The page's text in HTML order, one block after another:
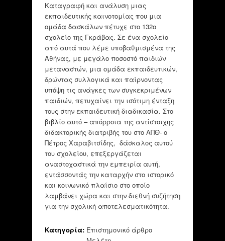
Καταγραφή και ανάλυση μιας
εκπαιδευτικής καινοτομίας που μια
ομάδα δασκάλων πέτυχε στο 132ο
σχολείο της Γκράβας. Σε ένα σχολείο
από αυτά που λέμε υποβαθμισμένα της
Αθήνας, με μεγάλο ποσοστό παιδιών
μεταναστών, μια ομάδα εκπαιδευτικών,
δρώντας συλλογικά και παίρνοντας
υπόψη τις ανάγκες των συγκεκριμένων
παιδιών, πετυχαίνει την ισότιμη ένταξη
τους στην εκπαιδευτική διαδικασία. Στο
βιβλίο αυτό – απόρροια της αντίστοιχης
διδακτορικής διατριβής του στο ΑΠΘ- ο
Πέτρος Χαραβιτσίδης, δάσκαλος αυτού
του σχολείου, επεξεργάζεται
αναστοχαστικά την εμπειρία αυτή,
εντάσσοντάς την καταρχήν στο ιστορικό
και κοινωνικό πλαίσιο στο οποίο
λαμβάνει χώρα και στην διεθνή συζήτηση
για την σχολική αποτελεσματικότητα.
Κατηγορία: Επιστημονικό άρθρο